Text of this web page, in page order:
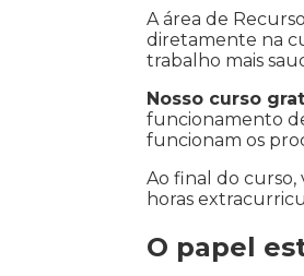
A área de
diretamente na
trabalho mais
Nosso curso
funcionamento
funcionam os
Ao final do
horas
O papel